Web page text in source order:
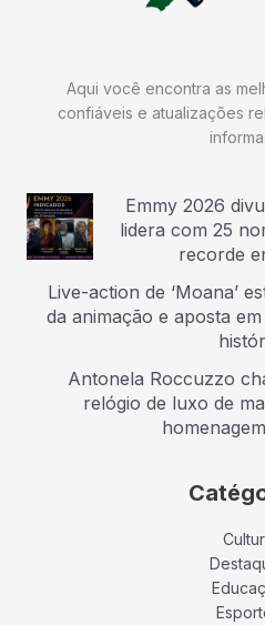
Aqui você encontra as
confiáveis e atualizações
Emmy 2026
lidera com 25
recorde
Live-action de ‘Moana’
da animação e aposta
Antonela Roccuzzo
relógio de luxo de